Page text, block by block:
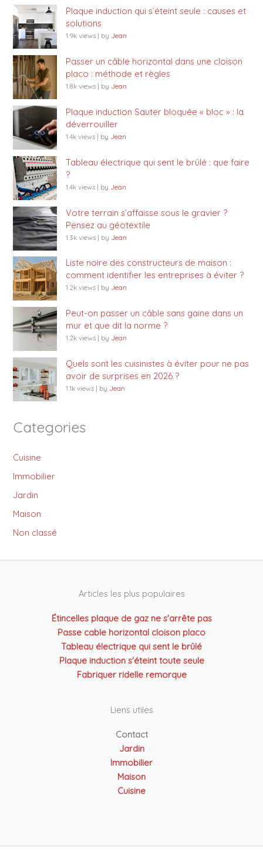
Plaque induction qui s’éteint seule : causes et
solutions
1.9k views | by Jean
Passer un câble horizontal dans une cloison
placo : méthode et règles
1.8k views | by Jean
Plaque induction Sauter bloquée « bloc » : la
déverrouiller
1.4k views | by Jean
Tableau électrique qui sent le brûlé : que faire
?
1.4k views | by Jean
Votre terrain s’affaisse sous le gravier ?
Pensez au géotextile
1.3k views | by Jean
Liste noire des constructeurs de maison :
comment identifier les entreprises à éviter ?
1.2k views | by Jean
Peut-on passer un câble sans gaine dans un
mur et que dit la norme ?
1.2k views | by Jean
Quels sont les cuisinistes à éviter pour ne pas
avoir de surprises en 2026 ?
1.1k views | by Jean
Categories
Cuisine
Immobilier
Jardin
Maison
Non classé
Articles les plus populaires
Étincelles plaque de gaz ne s'arrête pas
Passe cable horizontal cloison placo
Tableau électrique qui sent le brûlé
Plaque induction s'éteint toute seule
Fabriquer ridelle remorque
Liens utiles
Contact
Jardin
Immobilier
Maison
Cuisine